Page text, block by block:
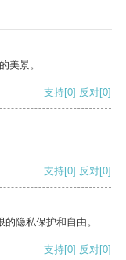
美景。
支持[0] 反对[0]
支持[0] 反对[0]
隐私保护和自由。
支持[0] 反对[0]